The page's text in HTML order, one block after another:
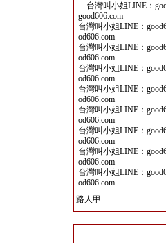
台灣叫小姐LINE：
good606.com
台灣叫小姐LINE：
od606.com
台灣叫小姐LINE：
od606.com
台灣叫小姐LINE：
od606.com
台灣叫小姐LINE：
od606.com
台灣叫小姐LINE：
od606.com
台灣叫小姐LINE：
od606.com
台灣叫小姐LINE：
od606.com
台灣叫小姐LINE：
od606.com
路人甲